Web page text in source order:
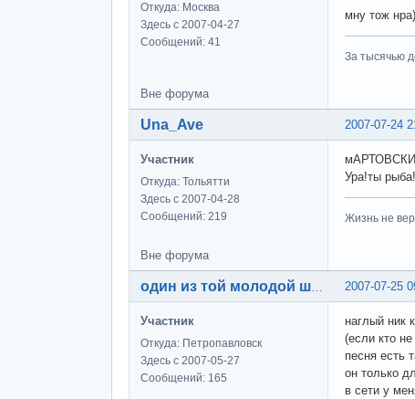
Откуда: Москва
Здесь с 2007-04-27
Сообщений: 41
мну тож
За тысячью
Вне форума
2007-07-24
Una_Ave
Участник
Откуда: Тольятти
Здесь с 2007-04-28
Сообщений: 219
Ура!ты
Жизнь не
Вне форума
2007-07-25
один из той молодой шпаны
Участник
Откуда: Петропавловск
Здесь с 2007-05-27
Сообщений: 165
наглый ник
(если кто
песня есть
он только
в сети у